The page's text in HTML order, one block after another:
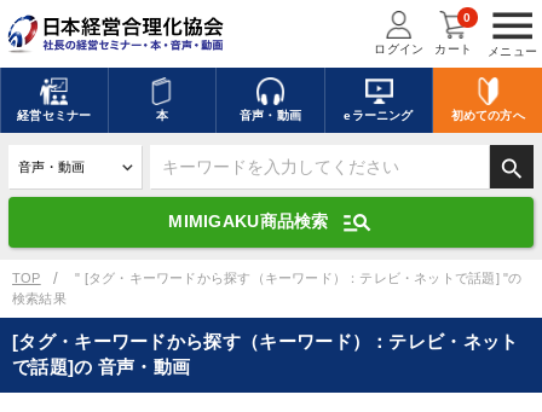
menu
メニュー
ログイン カート
0
経営セミナー 本 音声・動画 eラーニング 初めての方へ
search
MIMIGAKU商品検索 manage_search
キーワードを入力して探す
デジタル版対応のみ検索結果に表示する
search 上記の条件で検索
mic 講演収録物を探す
TOP
" [タグ・キーワードから探す（キーワード）：テレビ・ネットで話題] "の
検索結果
[タグ・キーワードから探す（キーワード）：テレビ・ネット
で話題]の 音声・動画